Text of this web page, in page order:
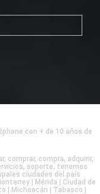
con + de 10 años de
comprar, compra, adquirir,
soporte, tenemos
ciudades del país
| Mérida | Ciudad de
| Michoacán | Tabasco |